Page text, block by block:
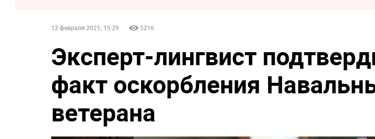
12 февраля 2021, 15:29 5216
Эксперт-лингвист
факт оскорбления
ветерана